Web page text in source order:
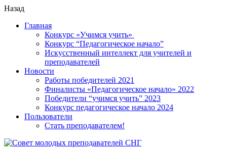
Назад
Главная
Конкурс «Учимся учить»
Конкурс “Педагогическое начало”
Искусственный интеллект для учителей и
преподавателей
Новости
Работы победителей 2021
Финалисты «Педагогическое начало» 2022
Победители “учимся учить” 2023
Конкурс педагогическое начало 2024
Пользователи
Стать преподавателем!